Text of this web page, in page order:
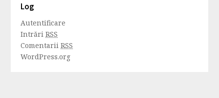
Log
Autentificare
IntrăriRSS
ComentariiRSS
WordPress.org